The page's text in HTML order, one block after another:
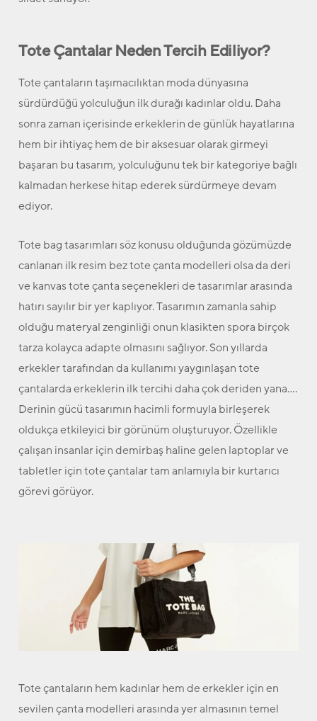
Tote Çantalar Neden Tercih Ediliyor?
Tote çantaların taşımacılıktan moda dünyasına
sürdürdüğü yolculuğun ilk durağı kadınlar oldu. Daha
sonra zaman içerisinde erkeklerin de günlük hayatlarına
hem bir ihtiyaç hem de bir aksesuar olarak girmeyi
başaran bu tasarım, yolculuğunu tek bir kategoriye bağlı
kalmadan herkese hitap ederek sürdürmeye devam
ediyor.
Tote bag tasarımları söz konusu olduğunda gözümüzde
canlanan ilk resim bez tote çanta modelleri olsa da deri
ve kanvas tote çanta seçenekleri de tasarımlar arasında
hatırı sayılır bir yer kaplıyor. Tasarımın zamanla sahip
olduğu materyal zenginliği onun klasikten spora birçok
tarza kolayca adapte olmasını sağlıyor. Son yıllarda
erkekler tarafından da kullanımı yaygınlaşan tote
çantalarda erkeklerin ilk tercihi daha çok deriden yana….
Derinin gücü tasarımın hacimli formuyla birleşerek
oldukça etkileyici bir görünüm oluşturuyor. Özellikle
çalışan insanlar için demirbaş haline gelen laptoplar ve
tabletler için tote çantalar tam anlamıyla bir kurtarıcı
görevi görüyor.
Tote çantaların hem kadınlar hem de erkekler için en
sevilen çanta modelleri arasında yer almasının temel